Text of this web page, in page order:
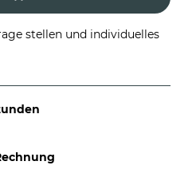
stellen und individuelles